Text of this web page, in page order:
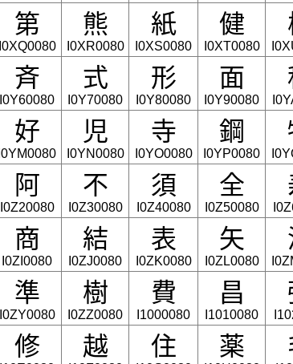
第
I0XQ0080
熊
I0XR0080
紙
I0XS0080
健
I0XT0080
斉
I0Y60080
式
I0Y70080
形
I0Y80080
面
I0Y90080
好
I0YM0080
児
I0YN0080
寺
I0YO0080
鋼
I0YP0080
阿
I0Z20080
不
I0Z30080
須
I0Z40080
全
I0Z50080
商
I0ZI0080
結
I0ZJ0080
表
I0ZK0080
矢
I0ZL0080
準
I0ZY0080
樹
I0ZZ0080
費
I1000080
昌
I1010080
修 越 住 薬